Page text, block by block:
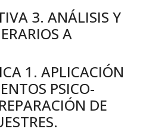
3. ANÁLISIS Y
A
1. APLICACIÓN
PSICO-
DE